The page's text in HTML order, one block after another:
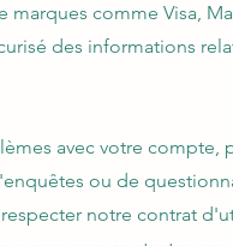
marques comme Visa,
des informations
avec votre compte,
ou de
notre contrat